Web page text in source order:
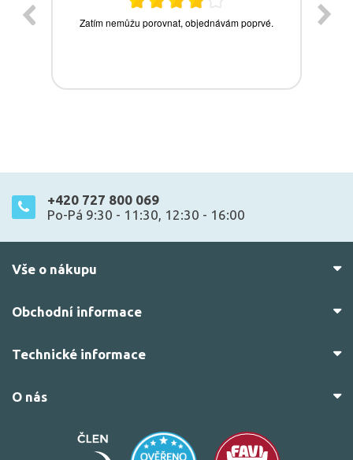
+420 727 800 069
Po-Pá 9:30 - 11:30, 12:30 - 16:00
Vše o nákupu
Obchodní informace
Technické informace
O nás